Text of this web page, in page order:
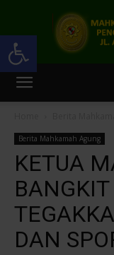
Open toolbar
Berita Mahkamah Agung
KETUA
DAN